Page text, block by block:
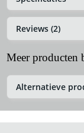
Reviews (2)
Meer producten
Alternatieve